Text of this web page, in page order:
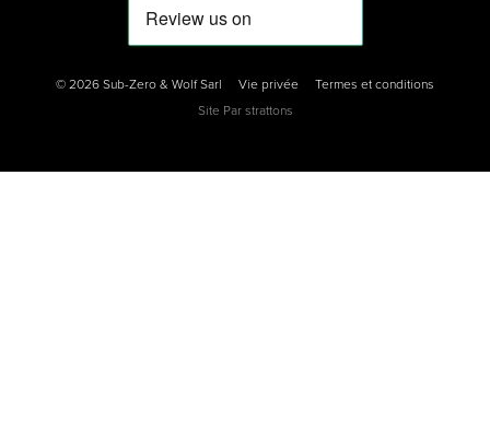
© 2026 Sub-Zero & Wolf Sarl Vie privée
Termes et conditions
Site Par strattons